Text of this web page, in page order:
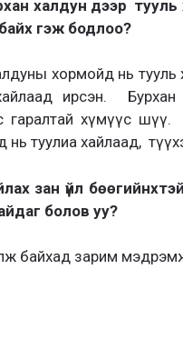
халдун дээр тууль
байх гэж бодлоо?
хормойд нь
ирсэн.
гаралтай хүмүүс шүү.
нь туулиа хайлаад,
зан үйл
болов уу?
байхад зарим